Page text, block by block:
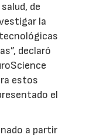
de
la
declaró
estos
el
a partir